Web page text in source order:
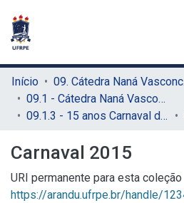
Início
09.
09.1 - Cátedra Naná Vasconcelos (CNV)
09.1.3 - 15 anos Carnaval do Recife (CNV)
Carnaval 2015
URI permanente para esta coleção
https://arandu.ufrpe.br/handle/